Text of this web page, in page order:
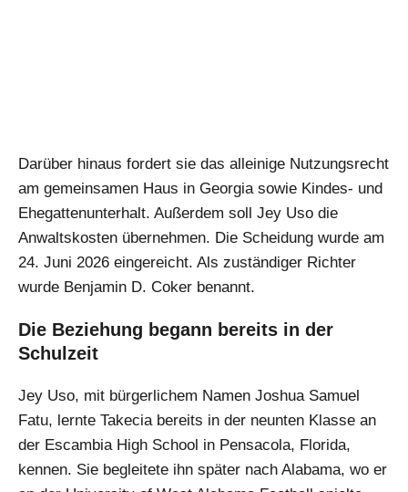
Darüber hinaus fordert sie das alleinige Nutzungsrecht
am gemeinsamen Haus in Georgia sowie Kindes- und
Ehegattenunterhalt. Außerdem soll Jey Uso die
Anwaltskosten übernehmen. Die Scheidung wurde am
24. Juni 2026 eingereicht. Als zuständiger Richter
wurde Benjamin D. Coker benannt.
Die Beziehung begann bereits in der
Schulzeit
Jey Uso, mit bürgerlichem Namen Joshua Samuel
Fatu, lernte Takecia bereits in der neunten Klasse an
der Escambia High School in Pensacola, Florida,
kennen. Sie begleitete ihn später nach Alabama, wo er